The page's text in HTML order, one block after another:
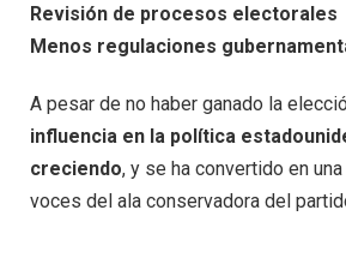
Revisión de procesos electorales
Menos regulaciones
A pesar de no haber ganado la
influencia en la política
creciendo, y se ha convertido en
voces del ala conservadora del